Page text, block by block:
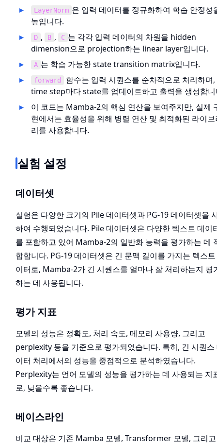
LayerNorm 은 입력 데이터를 정규화하여 학습 안정성
높입니다.
D , B , C 는 각각 입력 데이터의 차원을 hidden
dimension으로 projection하는 linear layer입니다.
A 는 학습 가능한 state transition matrix입니다.
forward
함수는 입력 시퀀스를 순차적으로 처리하며,
time step마다 state를 업데이트하고 출력을 생성합
이 코드는 Mamba-2의 핵심 연산을 보여주지만, 실제
현에서는 효율성을 위해 병렬 연산 및 최적화된 라이브
리를 사용합니다.
실험 설정
데이터셋
실험은 다양한 크기의 Pile 데이터셋과 PG-19 데이터셋을
하여 수행되었습니다. Pile 데이터셋은 다양한 텍스트 데이
를 포함하고 있어 Mamba-2의 일반화 능력을 평가하는 데
합합니다. PG-19 데이터셋은 긴 문맥 길이를 가지는 텍스
이터로, Mamba-2가 긴 시퀀스를 얼마나 잘 처리하는지 평
하는 데 사용됩니다.
평가 지표
모델의 성능은 정확도, 처리 속도, 메모리 사용량, 그리고
perplexity 등을 기준으로 평가되었습니다. 특히, 긴 시퀀스
이터 처리에서의 성능을 중점적으로 분석하였습니다.
Perplexity는 언어 모델의 성능을 평가하는 데 사용되는 지
로, 낮을수록 좋습니다.
베이스라인
비교 대상은 기존 Mamba 모델, Transformer 모델, 그리